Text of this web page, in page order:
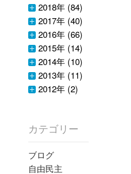
2018年 (84)
2017年 (40)
2016年 (66)
2015年 (14)
2014年 (10)
2013年 (11)
2012年 (2)
カテゴリー
ブログ
自由民主